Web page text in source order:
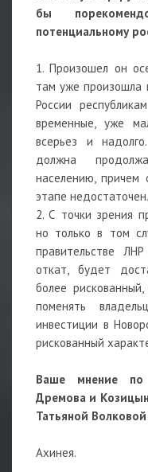
бы
потенциальному
1. Произошел он
там уже произошла
России
временные, уже
всерьез и
должна
населению,
этапе недостаточен.
2. С точки зрения
но только в том
правительстве
откат, будет
более
поменять
инвестиции в
рискованный
Ваше мнение по
Дремова и
Татьяной
Ахинея.